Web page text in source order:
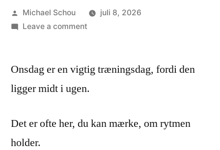
Michael Schou
juli 8, 2026
Leave a comment
Onsdag er en vigtig træningsdag, fordi den
ligger midt i ugen.
Det er ofte her, du kan mærke, om rytmen
holder.